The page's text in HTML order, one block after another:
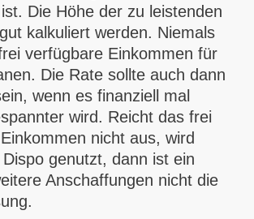
Die Höhe der zu leistenden
kalkuliert werden. Niemals
verfügbare Einkommen für
Die Rate sollte auch dann
wenn es finanziell mal
wird. Reicht das frei
nicht aus, wird
genutzt, dann ist ein
Anschaffungen nicht die